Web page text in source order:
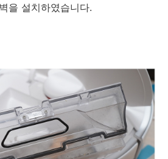
을 설치하였습니다.